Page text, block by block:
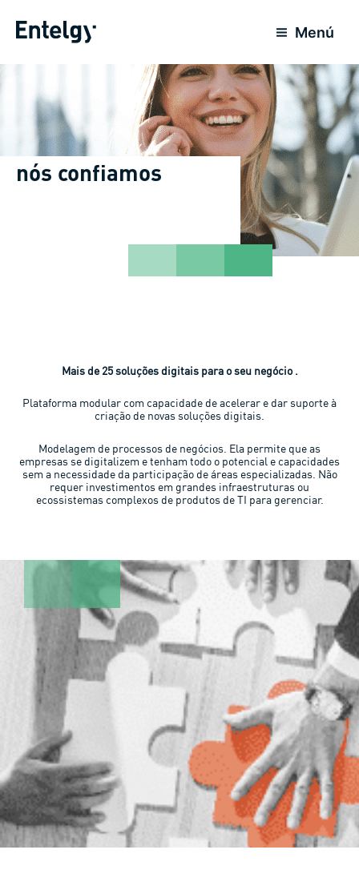
para
conteúdo
Menú
nós confiamos
Mais de 25 soluções digitais para o seu negócio.
Plataforma modular com capacidade de acelerar e dar suporte à
criação de novas soluções digitais.
Modelagem de processos de negócios. Ela permite que as
empresas se digitalizem e tenham todo o potencial e capacidades
sem a necessidade da participação de áreas especializadas. Não
requer investimentos em grandes infraestruturas ou
ecossistemas complexos de produtos de TI para gerenciar.